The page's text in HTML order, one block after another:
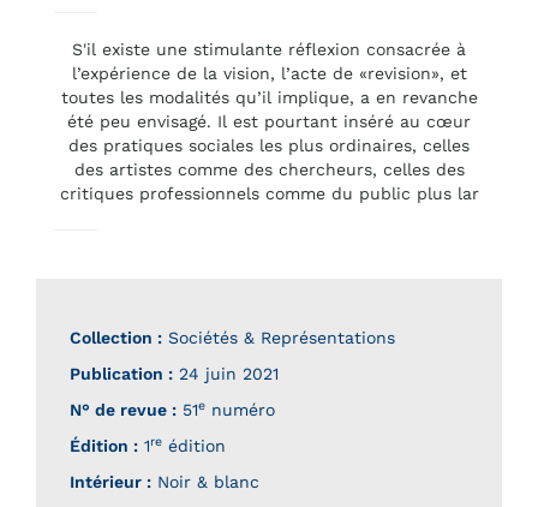
S'il existe une stimulante réflexion consacrée à
l’expérience de la vision, l’acte de «revision», et
toutes les modalités qu’il implique, a en revanche
été peu envisagé. Il est pourtant inséré au cœur
des pratiques sociales les plus ordinaires, celles
des artistes comme des chercheurs, celles des
critiques professionnels comme du public plus lar
Collection : Sociétés & Représentations
Publication : 24 juin 2021
N° de revue : 51e numéro
Édition : 1re édition
Intérieur : Noir & blanc